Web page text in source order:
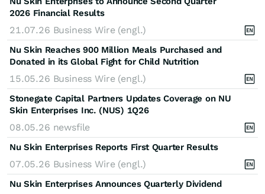
2026 Financial Results
21.07.26 Business Wire (engl.)
Nu Skin Reaches 900 Million Meals Purchased and
Donated in its Global Fight for Child Nutrition
15.05.26 Business Wire (engl.)
Stonegate Capital Partners Updates Coverage on NU
Skin Enterprises Inc. (NUS) 1Q26
08.05.26 newsfile
Nu Skin Enterprises Reports First Quarter Results
07.05.26 Business Wire (engl.)
Nu Skin Enterprises Announces Quarterly Dividend